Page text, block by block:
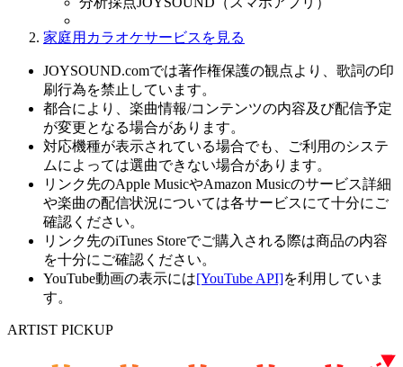
家庭用カラオケサービスを見る
JOYSOUND.comでは著作権保護の観点より、歌詞の印
刷行為を禁止しています。
都合により、楽曲情報/コンテンツの内容及び配信予定
が変更となる場合があります。
対応機種が表示されている場合でも、ご利用のシステ
ムによっては選曲できない場合があります。
リンク先のApple MusicやAmazon Musicのサービス詳細
や楽曲の配信状況については各サービスにて十分にご
確認ください。
リンク先のiTunes Storeでご購入される際は商品の内容
を十分にご確認ください。
YouTube動画の表示には[YouTube API]を利用していま
す。
ARTIST PICKUP